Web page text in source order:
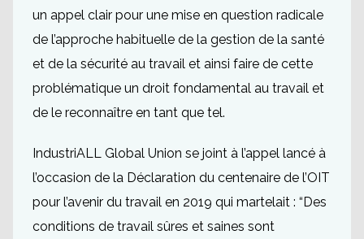
un appel clair pour une mise en question radicale
de l’approche habituelle de la gestion de la santé
et de la sécurité au travail et ainsi faire de cette
problématique un droit fondamental au travail et
de le reconnaître en tant que tel.
IndustriALL Global Union se joint à l’appel lancé à
l’occasion de la Déclaration du centenaire de l’OIT
pour l’avenir du travail en 2019 qui martelait : “Des
conditions de travail sûres et saines sont